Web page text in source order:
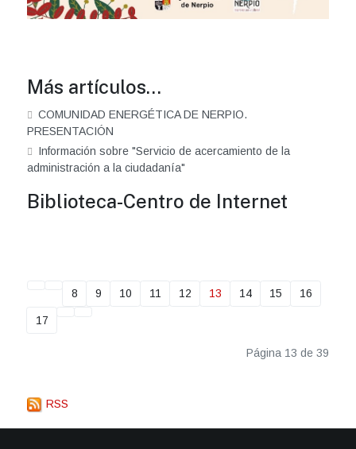
Más artículos…
COMUNIDAD ENERGÉTICA DE NERPIO.
PRESENTACIÓN
Información sobre "Servicio de acercamiento de la
administración a la ciudadanía"
Biblioteca-Centro de Internet
8 9 10 11 12 13 14 15 16
17
Página 13 de 39
RSS